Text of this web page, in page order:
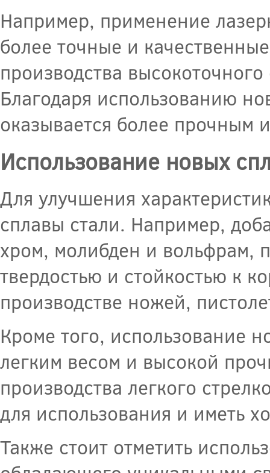
Например, применение
более точные и
производства
Благодаря использованию
оказывается более
Использование новых
Для улучшения
сплавы стали. Например,
хром, молибден и вольфрам,
твердостью и стойкостью к
производстве ножей,
Кроме того, использование
легким весом и высокой
производства легкого
для использования и иметь
Также стоит отметить